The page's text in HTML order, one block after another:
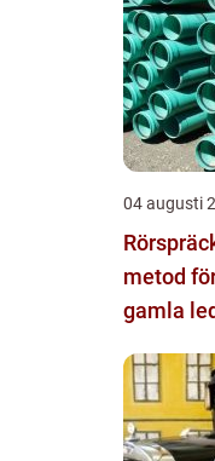
04 augusti
metod
gamla